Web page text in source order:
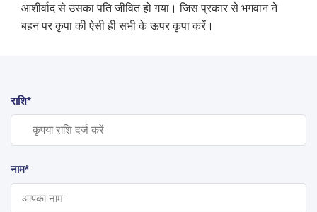
आशीर्वाद से उसका पति जीवित हो गया। जिस प्रकार से भगवान ने
बहन पर कृपा की ऐसी ही सभी के ऊपर कृपा करें।
राशि*
नाम*